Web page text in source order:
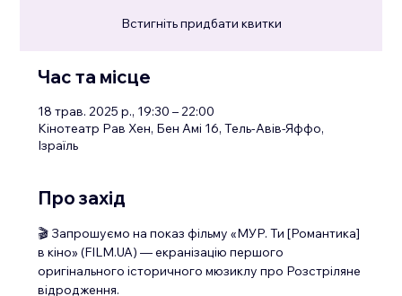
Встигніть придбати квитки
Час та місце
18 трав. 2025 р., 19:30 – 22:00
Кінотеатр Рав Хен, Бен Амі 16, Тель-Авів-Яффо,
Ізраїль
Про захід
🎬 Запрошуємо на показ фільму «МУР. Ти [Романтика]
в кіно» (FILM.UA) — екранізацію першого
оригінального історичного мюзиклу про Розстріляне
відродження.